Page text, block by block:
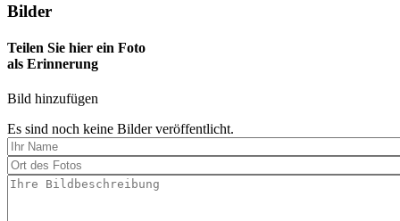
Bilder
Teilen Sie hier ein Foto
als Erinnerung
Bild hinzufügen
Es sind noch keine Bilder veröffentlicht.